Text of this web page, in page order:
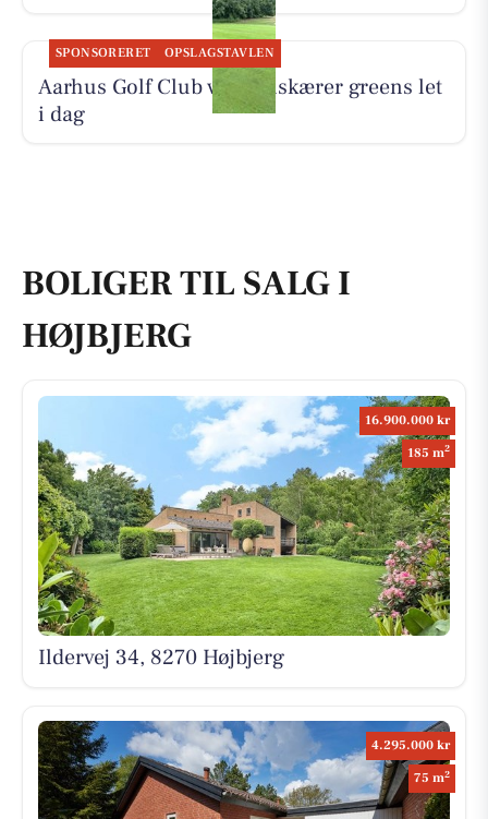
SPONSORERET OPSLAGSTAVLEN
Aarhus Golf Club vertikalskærer greens let
i dag
BOLIGER TIL SALG I
HØJBJERG
16.900.000 kr
185 m2
Ildervej 34, 8270 Højbjerg
4.295.000 kr
75 m2